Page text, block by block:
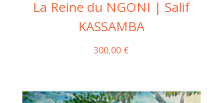
La Reine du NGONI | Salif
KASSAMBA
300,00 €